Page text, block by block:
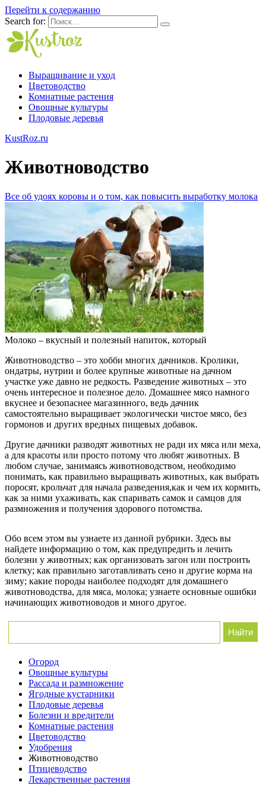
Перейти к содержанию
Search for:
Выращивание и уход
Цветоводство
Комнатные растения
Овощные культуры
Плодовые деревья
KustRoz.ru
Животноводство
Все об удоях коровы и о том, как повысить выработку молока
Молоко – вкусный и полезный напиток, который
Животноводство – это хобби многих дачников. Кролики,
ондатры, нутрии и более крупные животные на дачном
участке уже давно не редкость. Разведение животных – это
очень интересное и полезное дело. Домашнее мясо намного
вкуснее и безопаснее магазинного, ведь дачник
самостоятельно выращивает экологически чистое мясо, без
гормонов и других вредных пищевых добавок.
Другие дачники разводят животных не ради их мяса или меха,
а для красоты или просто потому что любят животных. В
любом случае, занимаясь животноводством, необходимо
понимать, как правильно выращивать животных, как выбрать
поросят, крольчат для начала разведения,как и чем их кормить,
как за ними ухаживать, как спаривать самок и самцов для
размножения и получения здорового потомства.
Обо всем этом вы узнаете из данной рубрики. Здесь вы
найдете информацию о том, как предупредить и лечить
болезни у животных; как организовать загон или построить
клетку; как правильно заготавливать сено и другие корма на
зиму; какие породы наиболее подходят для домашнего
животноводства, для мяса, молока; узнаете основные ошибки
начинающих животноводов и много другое.
Огород
Овощные культуры
Рассада и размножение
Ягодные кустарники
Плодовые деревья
Болезни и вредители
Комнатные растения
Цветоводство
Удобрения
Животноводство
Птицеводство
Лекарственные растения